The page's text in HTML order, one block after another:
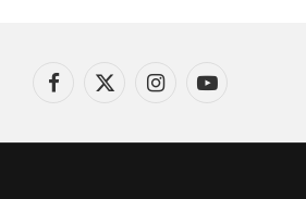
Facebook
X
InstagramYouTube